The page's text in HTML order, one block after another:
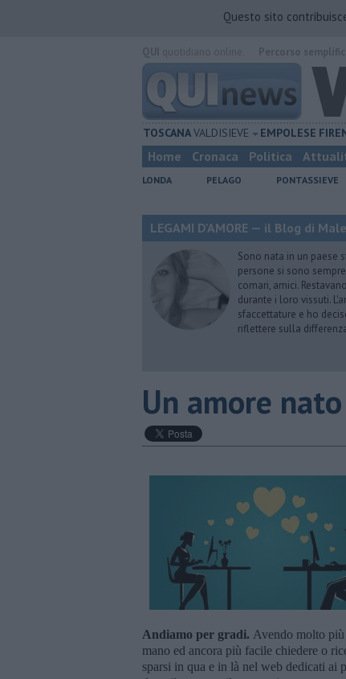
Questo sito
TOSCANAVALDISIEVE EMPOLESE
Home Cronaca Politica
LONDA PELAGO PONTASSIEVE
LEGAMI D'AMORE — il Blog di
Sono nata in un paese
persone si sono
comari, amici.
durante i loro vissuti.
sfaccettature e ho
riflettere sulla
Un amore
Andiamo per gradi. Avendo molto
mano ed ancora più facile chiedere o
sparsi in qua e in là nel web dedicati ai